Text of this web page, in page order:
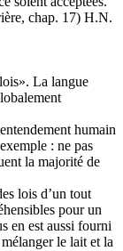
chap. 17) H.N.
La langue
humain
: ne pas
la majorité de
lois d’un tout
pour un
en est aussi fourni
le lait et la